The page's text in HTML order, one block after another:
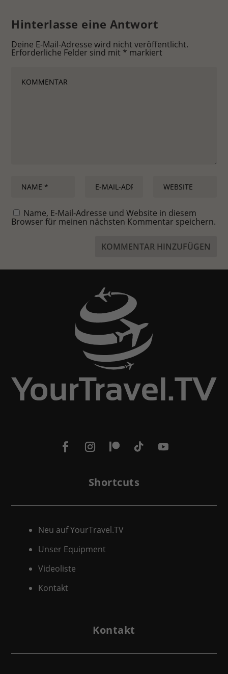
Hinterlasse eine Antwort
Deine E-Mail-Adresse wird nicht veröffentlicht.
Erforderliche Felder sind mit * markiert
Name, E-Mail-Adresse und Website in diesem
Browser für meinen nächsten Kommentar speichern.
Shortcuts
Neu auf YourTravel.TV
Unser Equipment
Videoliste
Kontakt
Kontakt